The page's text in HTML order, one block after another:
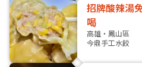
招牌酸辣湯
喝
高雄・鳳山區
今鼎手工水餃